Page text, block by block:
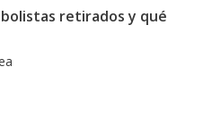
retirados y qué